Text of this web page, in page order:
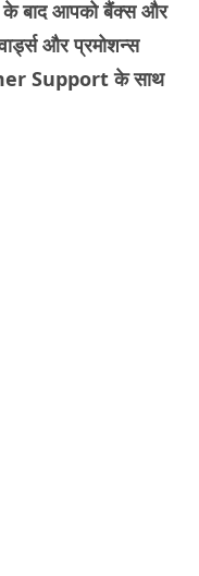
बाद आपको बैंक्स और
और प्रमोशन्स
Support के साथ